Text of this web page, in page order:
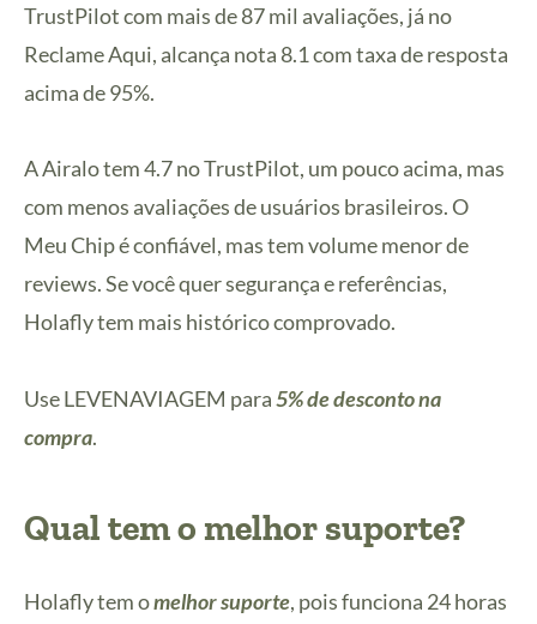
TrustPilot com mais de 87 mil avaliações, já no
Reclame Aqui, alcança nota 8.1 com taxa de resposta
acima de 95%.
A Airalo tem 4.7 no TrustPilot, um pouco acima, mas
com menos avaliações de usuários brasileiros. O
Meu Chip é confiável, mas tem volume menor de
reviews. Se você quer segurança e referências,
Holafly tem mais histórico comprovado.
Use LEVENAVIAGEM para5% de desconto na
compra.
Qual tem o melhor suporte?
Holafly tem omelhor suporte, pois funciona 24 horas